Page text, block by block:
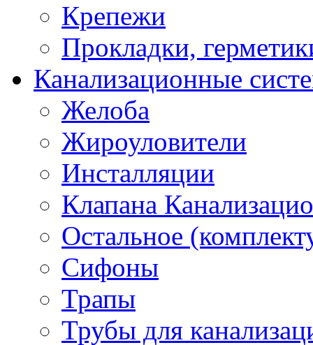
Крепежи
Прокладки,
Канализационные
Желоба
Жироуловители
Инсталляции
Клапана
Остальное
Сифоны
Трапы
Трубы для